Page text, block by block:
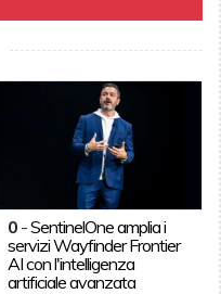
0 -SentinelOne amplia i
servizi Wayfinder Frontier
AI con l'intelligenza
artificiale avanzata